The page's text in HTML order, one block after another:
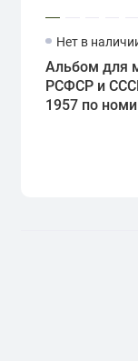
Нет в
Альбом для
РСФСР и
1957 по